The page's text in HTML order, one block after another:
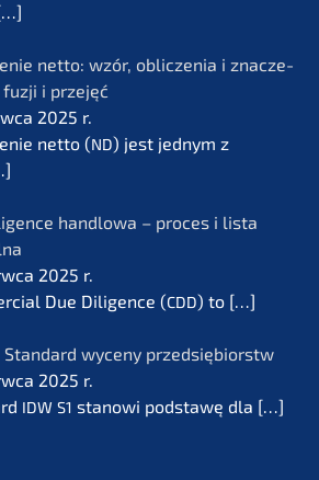
netto: wzór, oblic­ze­nia i znacze­
i przejęć
2025 r.
netto (ND) jest jednym z
handlo­wa – proces i lista
2025 r.
Due Diligence (CDD) to […]
Standard wyceny przedsię­bi­orstw
2025 r.
IDW S1 stanowi podsta­wę dla […]